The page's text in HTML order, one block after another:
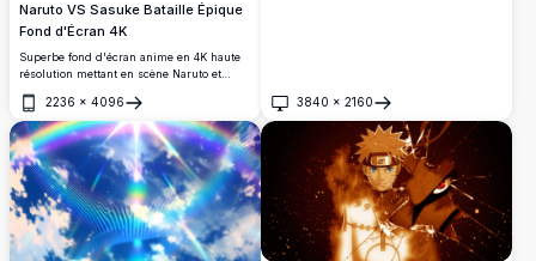
Naruto VS Sasuke Bataille Épique
Fond d'Écran 4K
Superbe fond d'écran anime en 4K haute
résolution mettant en scène Naruto et
Naruto charge un puissant Rasengan
tandis que Sasuke s'entoure d'un sombre
chakra de foudre, avec le Neuf-Queues
menaçant en arrière-plan.
2236 × 4096
Ouvrir
3840 × 2160
Ouvrir